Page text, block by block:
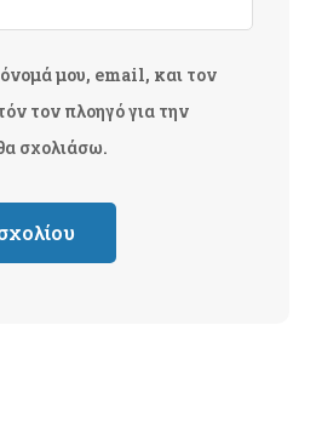
μου, email, και τον
τον πλοηγό για την
σχολιάσω.